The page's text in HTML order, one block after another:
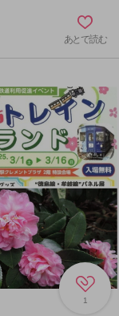
あとで読む
1